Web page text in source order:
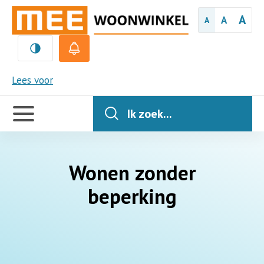
A A A
Lees voor
MEE
Handige
links
Ik zoek...
Wonen zonder
beperking